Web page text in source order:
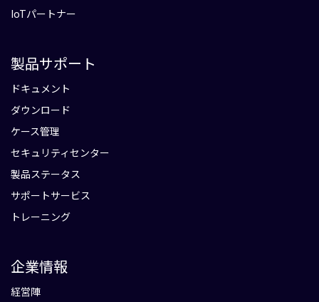
IoTパートナー
製品サポート
ドキュメント
ダウンロード
ケース管理
セキュリティセンター
製品ステータス
サポートサービス
トレーニング
企業情報
経営陣